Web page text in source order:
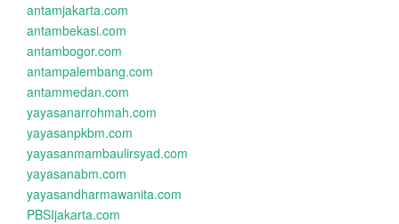
antamjakarta.com
antambekasi.com
antambogor.com
antampalembang.com
antammedan.com
yayasanarrohmah.com
yayasanpkbm.com
yayasanmambaulirsyad.com
yayasanabm.com
yayasandharmawanita.com
PBSIjakarta.com